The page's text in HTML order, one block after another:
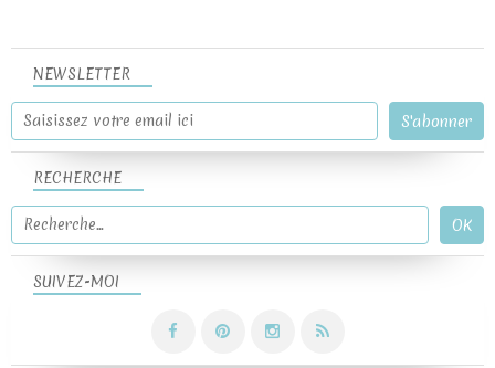
NEWSLETTER
SUIVEZ-MOI
RECHERCHE